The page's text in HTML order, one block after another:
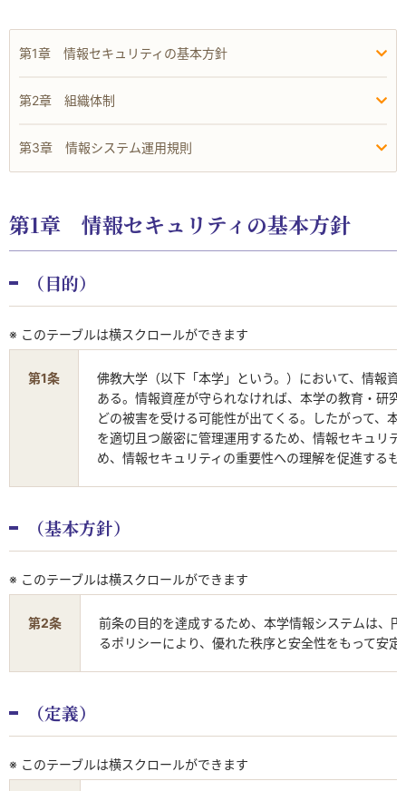
第1章 情報セキュリティの基本方針
第2章 組織体制
第3章 情報システム運用規則
第1章 情報セキュリティの基本方針
（目的）
※ このテーブルは横スクロールができます
第1条
佛教大学（以下「本学」という。）において、情報
ある。情報資産が守られなければ、本学の教育・研
どの被害を受ける可能性が出てくる。したがって、
を適切且つ厳密に管理運用するため、情報セキュリ
め、情報セキュリティの重要性への理解を促進するも
（基本方針）
※ このテーブルは横スクロールができます
第2条
前条の目的を達成するため、本学情報システムは、
るポリシーにより、優れた秩序と安全性をもって安
（定義）
※ このテーブルは横スクロールができます